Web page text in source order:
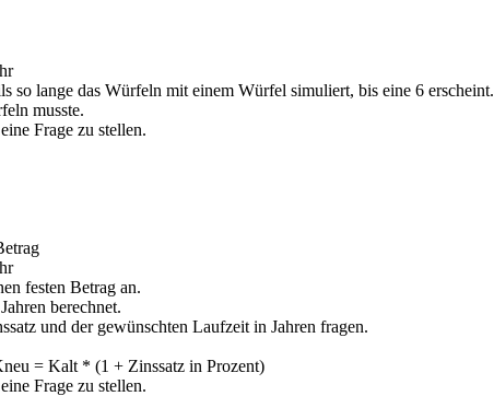
so lange das Würfeln mit einem Würfel simuliert, bis eine 6 erscheint.
musste.
Frage zu stellen.
festen Betrag an.
berechnet.
und der gewünschten Laufzeit in Jahren fragen.
= Kalt * (1 + Zinssatz in Prozent)
Frage zu stellen.